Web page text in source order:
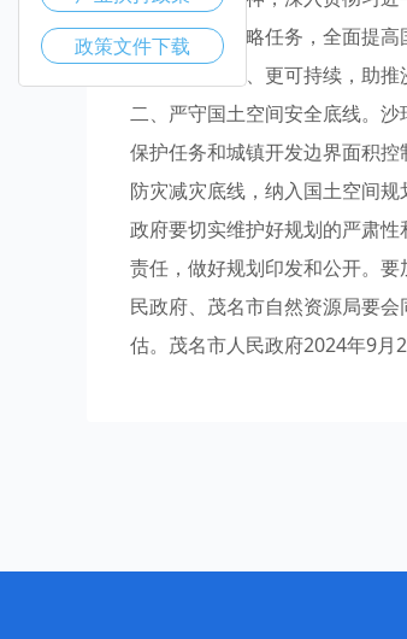
新发展格局战略任务，全面提
率、更加公平、更可持续，助
二、严守国土空间安全底线。
保护任务和城镇开发边界面积
防灾减灾底线，纳入国土空间
政府要切实维护好规划的严肃
责任，做好规划印发和公开。
民政府、茂名市自然资源局要
估。茂名市人民政府2024年9月
政策文件下载